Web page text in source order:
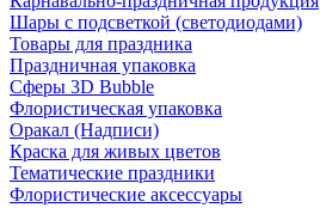
Шары с подсветкой (светодиодами)
Товары для праздника
Праздничная упаковка
Сферы 3D Bubble
Флористическая упаковка
Оракал (Надписи)
Краска для живых цветов
Тематические праздники
Флористические аксессуары